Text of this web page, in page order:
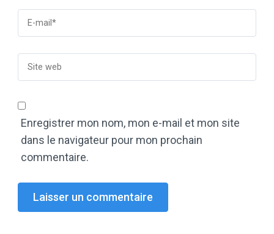
Enregistrer mon nom, mon e-mail et mon site
dans le navigateur pour mon prochain
commentaire.